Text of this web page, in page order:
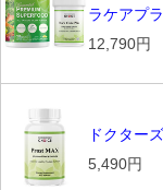
ラケアプ
12,790円
ドクター
5,490円